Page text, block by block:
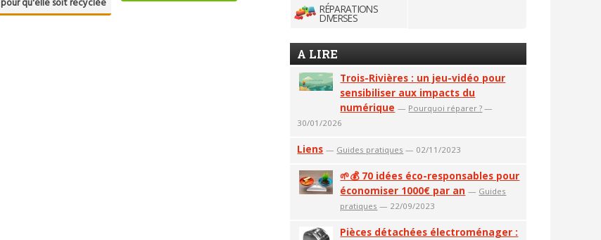
RÉPARATIONS
DIVERSES
A LIRE
Trois-Rivières : un jeu-vidéo pour
sensibiliser aux impacts du
numérique — Pourquoi réparer ? —
30/01/2026
Liens — Guides pratiques — 02/11/2023
🌱💰 70 idées éco-responsables pour
économiser 1000€ par an — Guides
pratiques — 22/09/2023
Pièces détachées électroménager :